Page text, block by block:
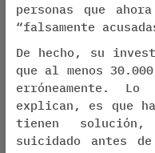
personas que
“falsamente
De hecho, su
que al menos
erróneamente.
explican, es que
tienen
suicidado antes